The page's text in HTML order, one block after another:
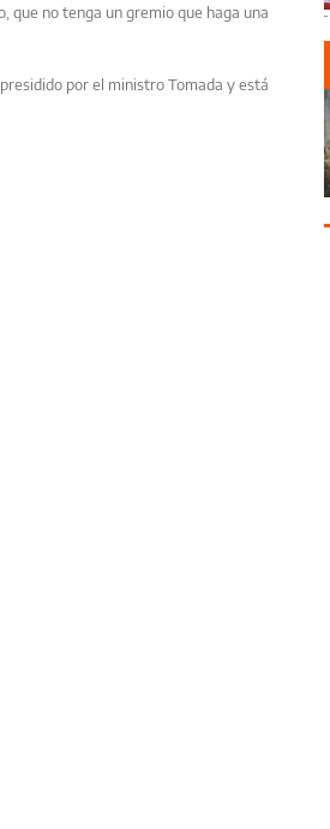
que no tenga un gremio que haga una
por el ministro Tomada y está